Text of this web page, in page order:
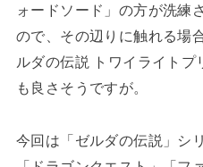
ォードソード」の方が洗練
ので、その辺りに触れる場
ルダの伝説 トワイライトプ
も良さそうですが。
今回は「ゼルダの伝説」シ